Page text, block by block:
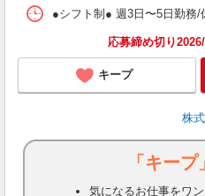
●シフト制● 週3日〜5日勤務
応募締め切り
キープ
株
「キー
気になるお仕事をワ